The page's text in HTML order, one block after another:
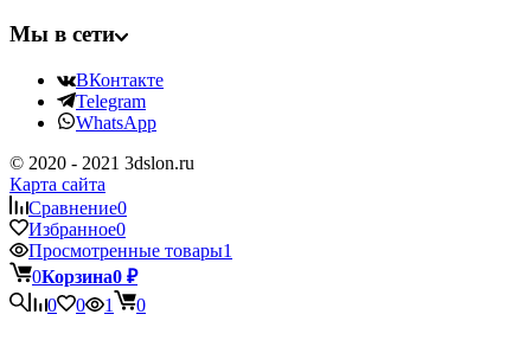
Мы в сети
ВКонтакте
Telegram
WhatsApp
© 2020 - 2021 3dslon.ru
Карта сайта
Сравнение0
Избранное0
Просмотренные товары1
0Корзина0 ₽
0
0 1 0